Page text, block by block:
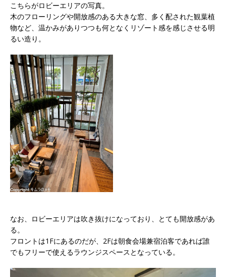
こちらがロビーエリアの写真。
木のフローリングや開放感のある大きな窓、多く配された観葉植
物など、温かみがありつつも何となくリゾート感を感じさせる明
るい造り。
なお、ロビーエリアは吹き抜けになっており、とても開放感があ
る。
フロントは1Fにあるのだが、2Fは朝食会場兼宿泊客であれば誰
でもフリーで使えるラウンジスペースとなっている。